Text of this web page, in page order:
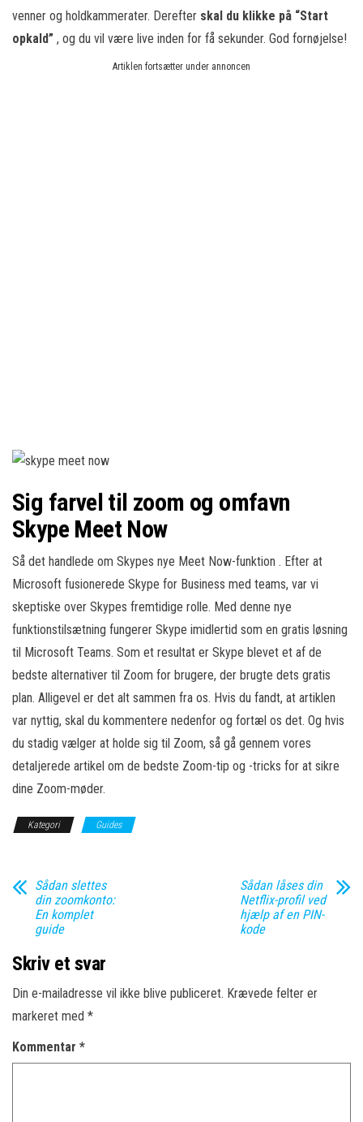
venner og holdkammerater. Derefter skal du klikke på “Start
opkald” , og du vil være live inden for få sekunder. God fornøjelse!
Artiklen fortsætter under annoncen
Sig farvel til zoom og omfavn
Skype Meet Now
Så det handlede om Skypes nye Meet Now-funktion . Efter at
Microsoft fusionerede Skype for Business med teams, var vi
skeptiske over Skypes fremtidige rolle. Med denne nye
funktionstilsætning fungerer Skype imidlertid som en gratis løsning
til Microsoft Teams. Som et resultat er Skype blevet et af de
bedste alternativer til Zoom for brugere, der brugte dets gratis
plan. Alligevel er det alt sammen fra os. Hvis du fandt, at artiklen
var nyttig, skal du kommentere nedenfor og fortæl os det. Og hvis
du stadig vælger at holde sig til Zoom, så gå gennem vores
detaljerede artikel om de bedste Zoom-tip og -tricks for at sikre
dine Zoom-møder.
Kategori Guides
Sådan slettes
din zoomkonto:
En komplet
guide
Sådan låses din
Netflix-profil ved
hjælp af en PIN-
kode
Skriv et svar
Din e-mailadresse vil ikke blive publiceret. Krævede felter er
markeret med *
Kommentar *